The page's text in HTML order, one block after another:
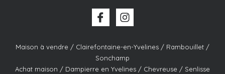
Maison à vendre / Clairefontaine-en-Yvelines / Rambouillet /
Sonchamp
Achat maison / Dampierre en Yvelines / Chevreuse / Senlisse